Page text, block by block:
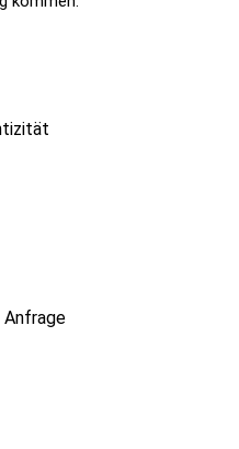
Anfrage